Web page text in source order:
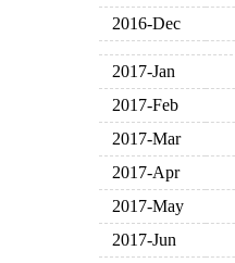
2016-Dec
2017-Jan
2017-Feb
2017-Mar
2017-Apr
2017-May
2017-Jun